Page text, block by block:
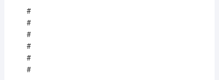
#
#
#
#
#
#